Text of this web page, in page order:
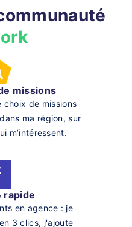
missions
choix de missions
ma région, sur
m’intéressent.
rapide
en agence : je
3 clics, j'ajoute